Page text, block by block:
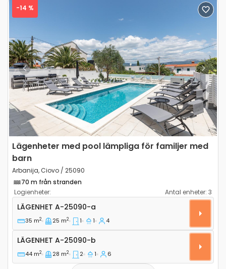
Previous Next
-14 %
Lägenheter med pool lämpliga för familjer med
barn
Arbanija, Ciovo / 25090
70 m från stranden
Logienheter:
Antal enheter: 3
Ettrumslägenhet Arbanija, Ciovo A-25090-a
LÄGENHET A-25090-a
35 m2 25 m2 1 1 4
Lägenhet A-25090-b
LÄGENHET A-25090-b
44 m2 28 m2 2 1 6